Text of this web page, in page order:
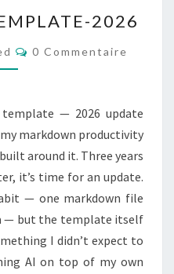
2026
Commentaires
0 Commentaire
— 2026 update
markdown productivity
around it. Three years
it’s time for an update.
— one markdown file
— but the template itself
I didn’t expect to
AI on top of my own